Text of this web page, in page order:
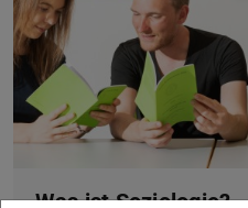
Was ist Soziologie?